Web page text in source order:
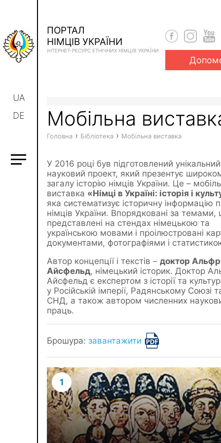
UA
DE
ПОРТАЛ
НІМЦІВ УКРАЇНИ
ІНТЕРНЕТ-РЕСУРС ЕТНІЧНИХ НІМЦІВ УКРАЇНИ
Мобільна
Головна › Бібліотека › Мобільна виставка
У 2016 році був підготовлений унікальний
науковий проект, який презентує
загалу історію німців України. Це –
виставка «Німці в Україні: історія і
яка систематизує історичну інформацію
німців України. Впорядковані за темами,
представлені на стендах німецькою та
українською мовами і проілюстровані
документами, фотографіями і
Автор концепції і текстів – доктор
Айсфельд, німецький історик. Доктор
Айсфельд є експертом з історії та
у Російській імперії, Радянському Союзі
СНД, а також автором численних
праць.
Брошура: завантажити
1